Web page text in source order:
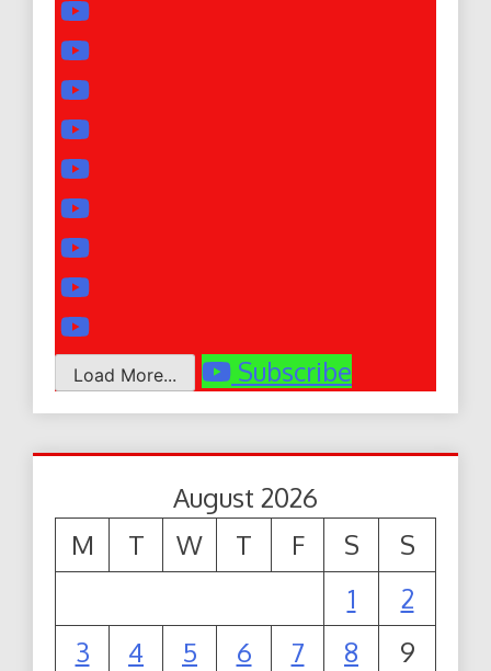
Load More... Subscribe
August 2026
M
T W T F S
S
1
2
3
4 5 6 7 8
9